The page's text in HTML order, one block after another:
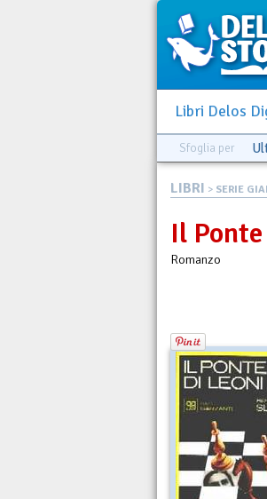
Libri Delos
Sfoglia per
LIBRI > SERIE
Il
Romanzo